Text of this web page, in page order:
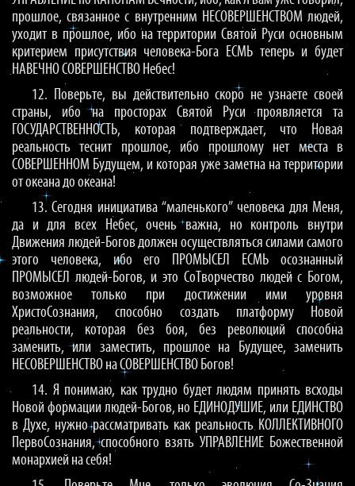
прошлое, связанное с внутренним НЕСОВЕРШЕНСТВОМ людей,
уходит в прошлое, ибо на территории Святой Руси основным
критерием присутствия человека-Бога ЕСМЬ теперь и будет
НАВЕЧНО СОВЕРШЕНСТВО Небес!
12. Поверьте, вы действительно скоро не узнаете своей
страны, ибо на просторах Святой Руси проявляется та
ГОСУДАРСТВЕННОСТЬ, которая подтверждает, что Новая
реальность теснит прошлое, ибо прошлому нет места в
СОВЕРШЕННОМ Будущем, и которая уже заметна на территории
от океана до океана!
13. Сегодня инициатива “маленького” человека для Меня,
да и для всех Небес, очень важна, но контроль внутри
Движения людей-Богов должен осуществляться силами самого
этого человека, ибо его ПРОМЫСЕЛ ЕСМЬ осознанный
ПРОМЫСЕЛ людей-Богов, и это СоТворчество людей с Богом,
возможное только при достижении ими уровня
ХристоСознания, способно создать платформу Новой
реальности, которая без боя, без революций способна
заменить, или заместить, прошлое на Будущее, заменить
НЕСОВЕРШЕНСТВО на СОВЕРШЕНСТВО Богов!
14. Я понимаю, как трудно будет людям принять всходы
Новой формации людей-Богов, но ЕДИНОДУШИЕ, или ЕДИНСТВО
в Духе, нужно рассматривать как реальность КОЛЛЕКТИВНОГО
ПервоСознания, способного взять УПРАВЛЕНИЕ Божественной
монархией на себя!